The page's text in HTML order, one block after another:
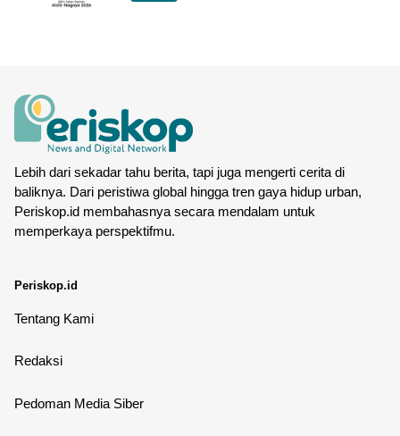
Lebih dari sekadar tahu berita, tapi juga mengerti cerita di
baliknya. Dari peristiwa global hingga tren gaya hidup urban,
Periskop.id membahasnya secara mendalam untuk
memperkaya perspektifmu.
Periskop.id
Tentang Kami
Redaksi
Pedoman Media Siber